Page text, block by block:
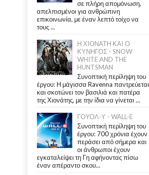
σε πλήρη απομόνωση,
απελπισμένοι για ανθρώπινη
επικοινωνία, με έναν λεπτό τοίχο να
τους ...
Η ΧΙΟΝΑΤΗ ΚΑΙ Ο
ΚΥΝΗΓΟΣ - SNOW
WHITE AND THE
HUNTSMAN
Συνοπτική περίληψη του
έργου: Η μάγισσα Ravenna παντρεύεται
και σκοτώνει τον βασιλιά και πατέρα
της Χιονάτης, με την ίδια να γίνεται ...
ΓΟΥΟΛ-Υ - WALL-E
Συνοπτική περίληψη του
έργου: 700 χρόνια έχουν
περάσει από σήμερα και
οι άνθρωποι έχουν
εγκαταλείψει τη Γη αφήνοντας πίσω
έναν απέραντο σκου...